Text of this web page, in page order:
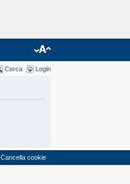
Cerca Login
Cancella cookie